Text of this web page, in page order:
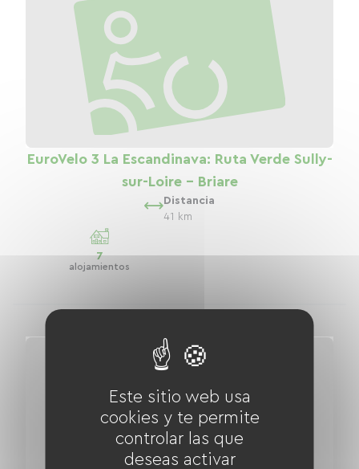
EuroVelo 3 La Escandinava: Ruta Verde Sully-
sur-Loire - Briare
Distancia
41 km
7
alojamientos
Este sitio web usa
cookies y te permite
controlar las que
deseas activar